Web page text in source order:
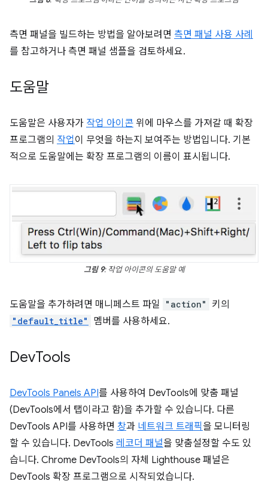
측면 패널을 빌드하는 방법을 알아보려면 측면 패널 사용 사례
를 참고하거나 측면 패널 샘플을 검토하세요.
도움말
도움말은 사용자가 작업 아이콘 위에 마우스를 가져갈 때 확장
프로그램의 작업이 무엇을 하는지 보여주는 방법입니다. 기본
적으로 도움말에는 확장 프로그램의 이름이 표시됩니다.
그림 9: 작업 아이콘의 도움말 예
도움말을 추가하려면 매니페스트 파일 "action" 키의
"default_title" 멤버를 사용하세요.
DevTools
DevTools Panels API를 사용하여 DevTools에 맞춤 패널
(DevTools에서 탭이라고 함)을 추가할 수 있습니다. 다른
DevTools API를 사용하면 창과 네트워크 트래픽 을 모니터링
할 수 있습니다. DevTools 레코더 패널을 맞춤설정할 수도 있
습니다. Chrome DevTools의 자체 Lighthouse 패널은
DevTools 확장 프로그램으로 시작되었습니다.